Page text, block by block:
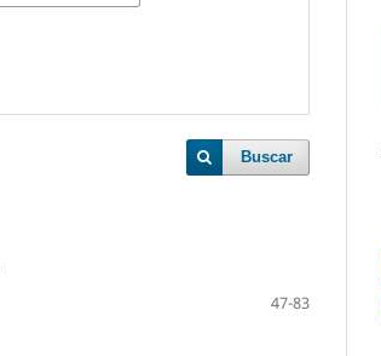
Buscar
47-83